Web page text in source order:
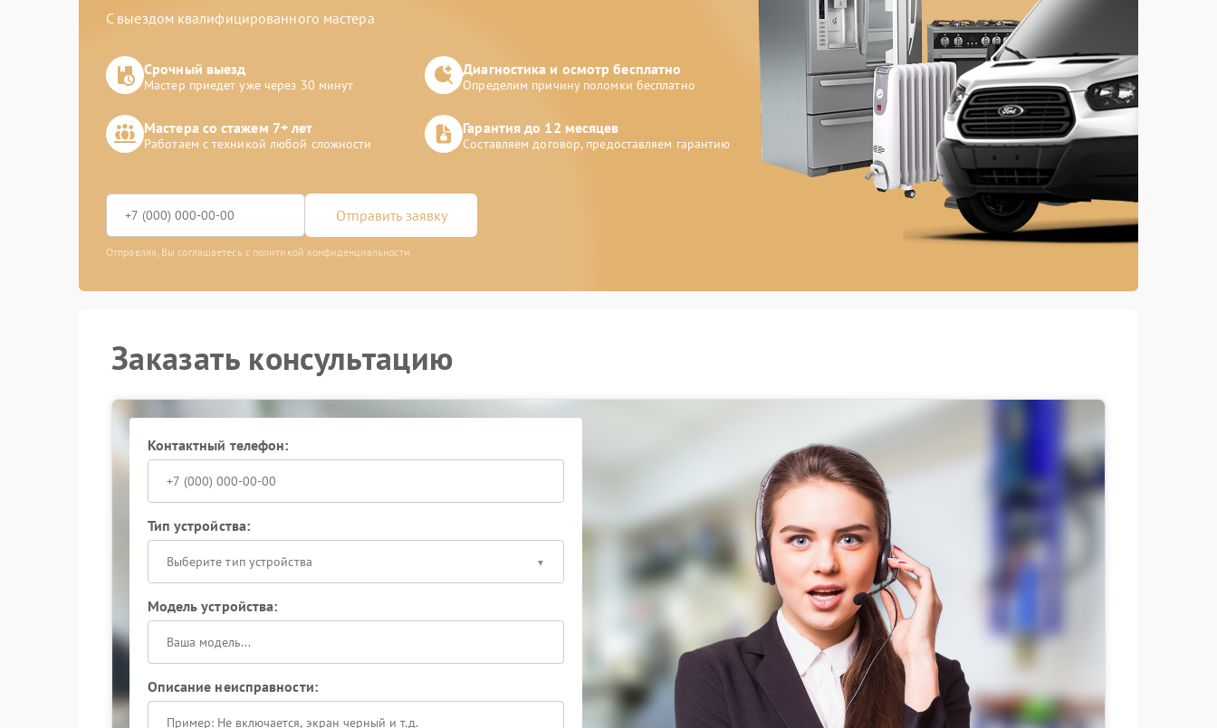
С выездом квалифицированного мастера
Срочный выезд
Мастер приедет уже через 30 минут
Диагностика и осмотр бесплатно
Определим причину поломки бесплатно
Мастера со стажем 7+ лет
Работаем с техникой любой сложности
Гарантия до 12 месяцев
Составляем договор, предоставляем гарантию
Отправить заявку
Отправляя, Вы соглашаетесь с политикой конфиденциальности
Заказать консультацию
Контактный телефон:
Тип устройства:
Выберите тип устройства
Модель устройства:
Описание неисправности: